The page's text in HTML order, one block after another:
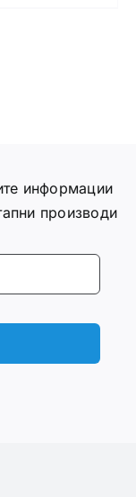
информации
производи